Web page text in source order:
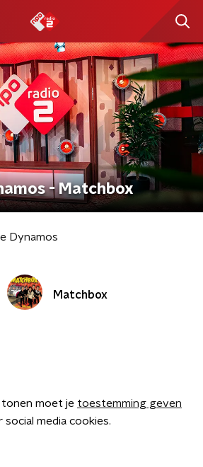
- Matchbox
Dynamos
Matchbox
moet je toestemming geven
social media cookies.